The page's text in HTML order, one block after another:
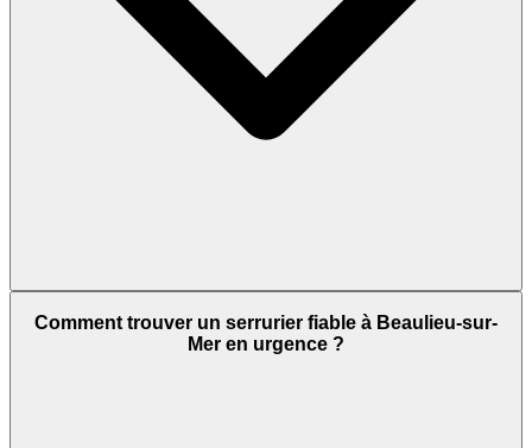
Comment trouver un serrurier fiable à Beaulieu-sur-
Mer en urgence ?